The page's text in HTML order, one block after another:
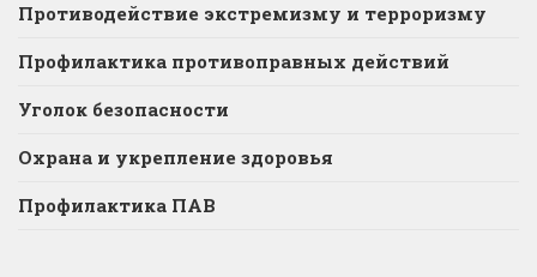
Противодействие экстремизму и терроризму
Профилактика противоправных действий
Уголок безопасности
Охрана и укрепление здоровья
Профилактика ПАВ